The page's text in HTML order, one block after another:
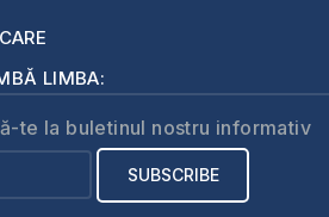
LIMBA:
te la buletinul nostru informativ